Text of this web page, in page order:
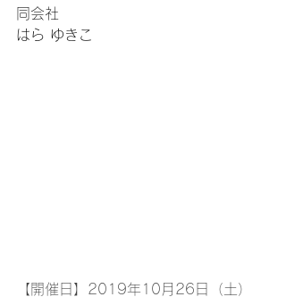
同会社
はら ゆきこ
【開催日】2019年10月26日（土）